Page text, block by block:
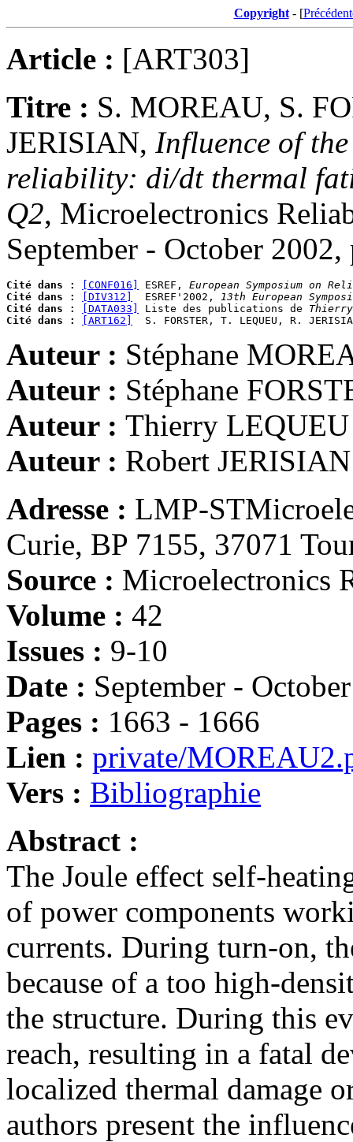
Copyright- [
Article : [ART303]
Titre : S. MOREAU, S.
JERISIAN, Influence of
reliability: di/dt thermal
Q2, Microelectronics
September - October
Cité dans : [CONF016] ESREF, European Symposium on
Cité dans :
[DIV312]
  ESREF'2002,
13th European
Cité dans :
[DATA033] Liste des publications de Thierry
Cité dans :
[ART162]
S. FORSTER, T. LEQUEU, R.
Auteur : Stéphane
Auteur : Stéphane
Auteur : Thierry LEQUEU
Auteur : Robert JERISIAN
Adresse : LMP-
Curie, BP 7155, 37071
Source : Microelectronics
Volume : 42
Issues : 9-10
Date : September -
Pages : 1663 - 1666
Lien : private/
Vers : Bibliographie
Abstract :
The Joule effect self-
of power components
currents. During turn-on,
because of a too high-
the structure. During this
reach, resulting in a fatal
localized thermal damage
authors present the